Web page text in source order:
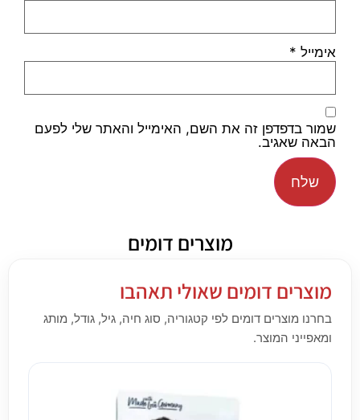
אימייל *
שמור בדפדפן זה את השם, האימייל והאתר שלי לפעם
הבאה שאגיב.
מוצרים דומים
מוצרים דומים שאולי תאהבו
בחרנו מוצרים דומים לפי קטגוריה, סוג חיה, גיל, גודל, מותג
ומאפייני המוצר.